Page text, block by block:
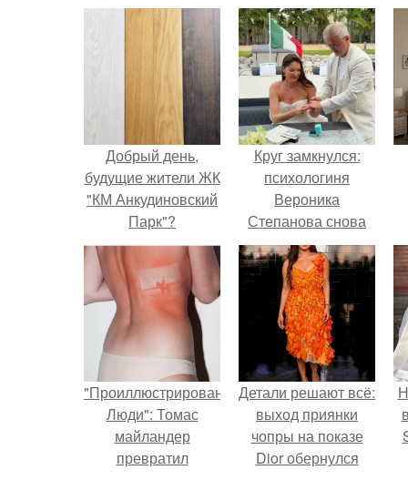
Добрый день,
будущие жители ЖК
"КМ Анкудиновский
Парк"?
Круг замкнулся:
психологиня
Вероника
Степанова снова
вышла замуж за
собственного
бывшего мужа.
"Проиллюстрированные
Люди": Томас
майландер
превратил
Детали решают всё:
выход приянки
чопры на показе
Dior обернулся